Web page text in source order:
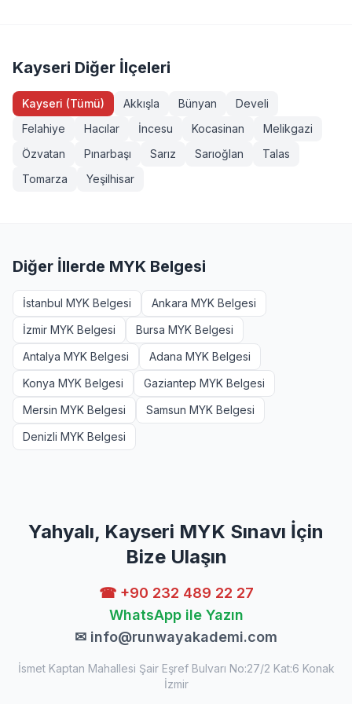
sınavlarımız MYK onaylı ve TÜRKAK akreditasyonludur.
isteyenler +90 232 489 22 27 numarasından detaylı bilgi
alabilir.
Kayseri Diğer İlçeleri
Kayseri (Tümü) Akkışla Bünyan
Develi
Felahiye
Hacılar İncesu Kocasinan
Melikgazi
Özvatan
Pınarbaşı Sarız Sarıoğlan
Talas
Tomarza
Yeşilhisar
Diğer İllerde MYK Belgesi
İstanbul MYK Belgesi
Ankara MYK Belgesi
İzmir MYK Belgesi
Bursa MYK Belgesi
Antalya MYK Belgesi
Adana MYK Belgesi
Konya MYK Belgesi
Gaziantep MYK Belgesi
Mersin MYK Belgesi
Samsun MYK Belgesi
Denizli MYK Belgesi
Yahyalı, Kayseri MYK Sınavı İçin
Bize Ulaşın
☎ +90 232 489 22 27
WhatsApp ile Yazın
✉ info@runwayakademi.com
İsmet Kaptan Mahallesi Şair Eşref Bulvarı No:27/2 Kat:6 Konak
İzmir